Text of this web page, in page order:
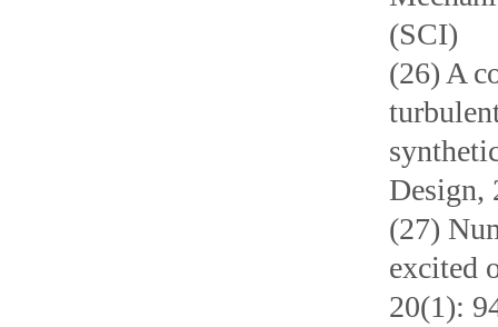
(SCI)
(26) A
Design,
(27)
excited
20(1):